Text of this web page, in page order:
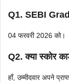
Q1. SEBI
04 फरवरी 2026 को।
Q2. क्या स्कोर
हाँ, उम्मीदवार अपने